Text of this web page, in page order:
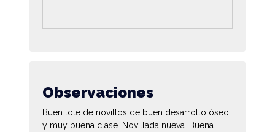
Observaciones
Buen lote de novillos de buen desarrollo óseo
y muy buena clase. Novillada nueva. Buena